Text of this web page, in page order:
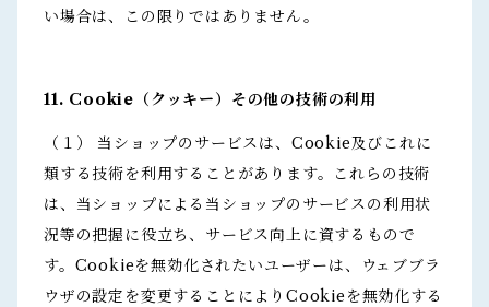
い場合は、この限りではありません。
11. Cookie（クッキー）その他の技術の利用
（１） 当ショップのサービスは、Cookie及びこれに
類する技術を利用することがあります。これらの技術
は、当ショップによる当ショップのサービスの利用状
況等の把握に役立ち、サービス向上に資するもので
す。Cookieを無効化されたいユーザーは、ウェブブラ
ウザの設定を変更することによりCookieを無効化する